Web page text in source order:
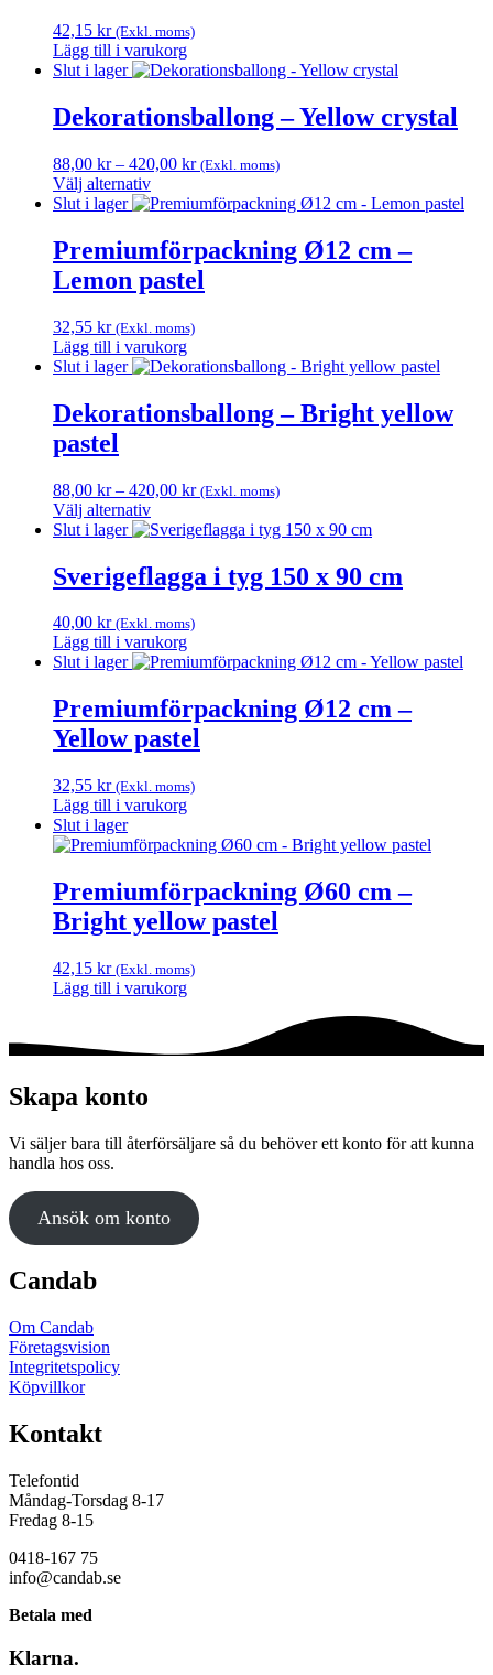
42,15 kr (Exkl. moms)
Lägg till i varukorg
Slut i lager
Dekorationsballong – Yellow crystal
88,00 kr – 420,00 krPrisintervall:
till
(Exkl. moms)
Välj alternativ
Den
produkten
har
flera
De
olika
alternativen
kan
väljas
på
produktsidan
Slut i lager
Premiumförpackning Ø12 cm –
Lemon pastel
32,55 kr (Exkl. moms)
Lägg till i varukorg
Slut i lager
Dekorationsballong – Bright yellow
pastel
88,00 kr – 420,00 krPrisintervall:
till
(Exkl. moms)
Välj alternativ
Den
produkten
har
varianter.
De
olika
kan
väljas
på
Slut i lager
Sverigeflagga i tyg 150 x 90 cm
40,00 kr (Exkl. moms)
Lägg till i varukorg
Slut i lager
Premiumförpackning Ø12 cm –
Yellow pastel
32,55 kr (Exkl. moms)
Lägg till i varukorg
Slut i lager
Premiumförpackning Ø60 cm –
Bright yellow pastel
42,15 kr (Exkl. moms)
Lägg till i varukorg
Skapa konto
Vi säljer bara till återförsäljare så du behöver ett konto för att kunna
handla hos oss.
Ansök om konto
Candab
Om Candab
Företagsvision
Integritetspolicy
Köpvillkor
Kontakt
Telefontid
Måndag-Torsdag 8-17
Fredag 8-15
0418-167 75
info@candab.se
Betala med
Klarna.